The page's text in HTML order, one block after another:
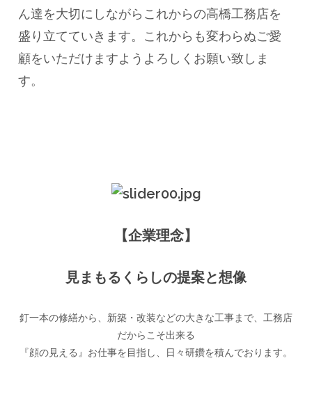
ん達を大切にしながらこれからの高橋工務店を
盛り立てていきます。これからも変わらぬご愛
顧をいただけますようよろしくお願い致しま
す。
【企業理念】
見まもるくらしの提案と想像
釘一本の修繕から、新築・改装などの大きな工事まで、工務店
だからこそ出来る
『顔の見える』お仕事を目指し、日々研鑽を積んでおります。